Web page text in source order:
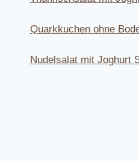
Quarkkuchen ohne
Nudelsalat mit Joghurt